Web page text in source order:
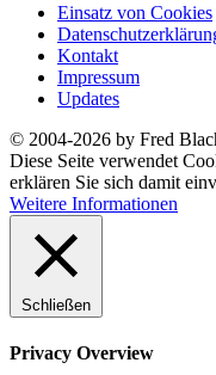
Einsatz von Cookies
Kontakt
Impressum
Updates
© 2004-2026 by Fred
Diese Seite verwendet
erklären Sie sich damit
Weitere Informationen
Schließen
Privacy Overview